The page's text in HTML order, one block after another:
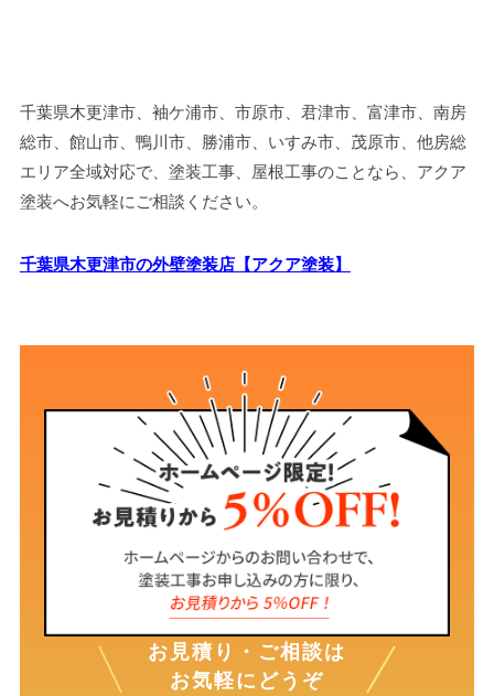
千葉県木更津市、袖ケ浦市、市原市、君津市、富津市、南房
総市、館山市、鴨川市、勝浦市、いすみ市、茂原市、他房総
エリア全域対応で、塗装工事、屋根工事のことなら、アクア
塗装へお気軽にご相談ください。
千葉県木更津市の外壁塗装店【アクア塗装】
お見積り・ご相談は
お気軽にどうぞ